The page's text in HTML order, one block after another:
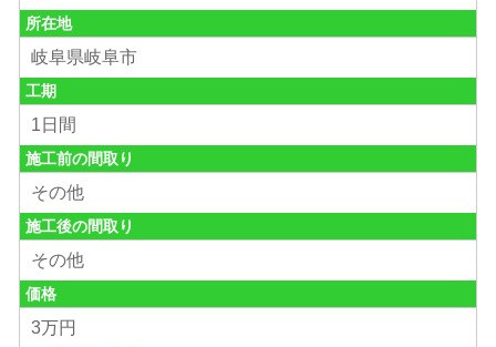
所在地
岐阜県岐阜市
工期
1日間
施工前の間取り
その他
施工後の間取り
その他
価格
3万円